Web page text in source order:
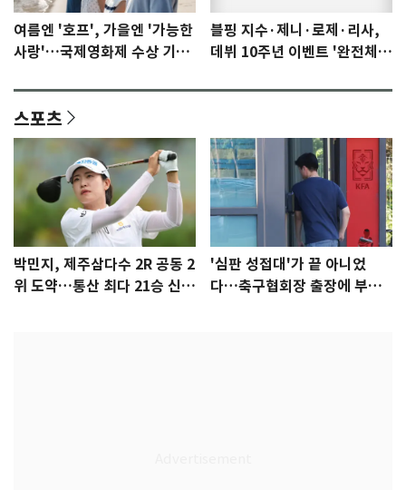
여름엔 '호프', 가을엔 '가능한
사랑'…국제영화제 수상 기대
블핑 지수·제니·로제·리사,
데뷔 10주년 이벤트 '완전체'
스포츠
박민지, 제주삼다수 2R 공동 2
위 도약…통산 최다 21승 신기
'심판 성접대'가 끝 아니었
다…축구협회장 출장에 부인